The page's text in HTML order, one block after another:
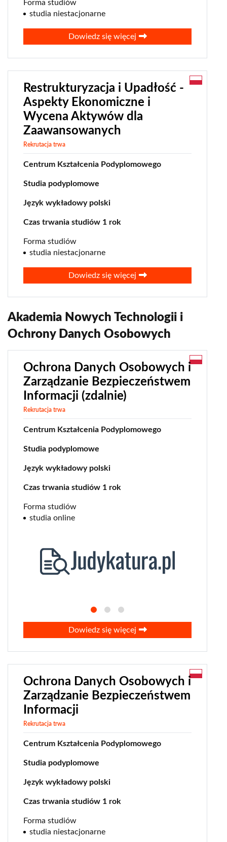
Forma studiów
studia niestacjonarne
Dowiedz się więcej
Restrukturyzacja i Upadłość -
Aspekty Ekonomiczne i
Wycena Aktywów dla
Zaawansowanych
Rekrutacja trwa
Centrum Kształcenia Podyplomowego
Studia podyplomowe
Język wykładowy polski
Czas trwania studiów 1 rok
Forma studiów
studia niestacjonarne
Dowiedz się więcej
Akademia Nowych Technologii i
Ochrony Danych Osobowych
Ochrona Danych Osobowych i
Zarządzanie Bezpieczeństwem
Informacji (zdalnie)
Rekrutacja trwa
Centrum Kształcenia Podyplomowego
Studia podyplomowe
Język wykładowy polski
Czas trwania studiów 1 rok
Forma studiów
studia online
Dowiedz się więcej
Ochrona Danych Osobowych i
Zarządzanie Bezpieczeństwem
Informacji
Rekrutacja trwa
Centrum Kształcenia Podyplomowego
Studia podyplomowe
Język wykładowy polski
Czas trwania studiów 1 rok
Forma studiów
studia niestacjonarne